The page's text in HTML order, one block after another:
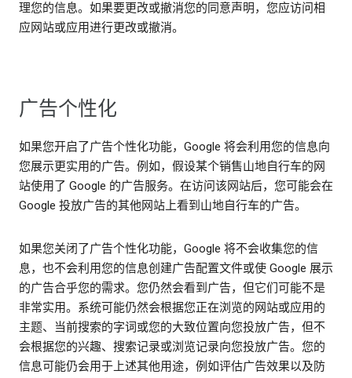
理您的信息。如果要更改或撤消您的同意声明，您应访问相
应网站或应用进行更改或撤消。
广告个性化
如果您开启了广告个性化功能，Google 将会利用您的信息向
您展示更实用的广告。例如，假设某个销售山地自行车的网
站使用了 Google 的广告服务。在访问该网站后，您可能会在
Google 投放广告的其他网站上看到山地自行车的广告。
如果您关闭了广告个性化功能，Google 将不会收集您的信
息，也不会利用您的信息创建广告配置文件或使 Google 展示
的广告合乎您的需求。您仍然会看到广告，但它们可能不是
非常实用。系统可能仍然会根据您正在浏览的网站或应用的
主题、当前搜索的字词或您的大致位置向您投放广告，但不
会根据您的兴趣、搜索记录或浏览记录向您投放广告。您的
信息可能仍会用于上述其他用途，例如评估广告效果以及防